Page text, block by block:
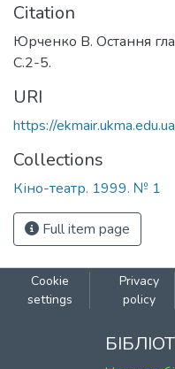
Citation
Юрченко В. Остання
С.2-5.
URI
https://
Collections
Кіно-театр. 1999. № 1
Full item page
Cookie
settings
Privacy
policy